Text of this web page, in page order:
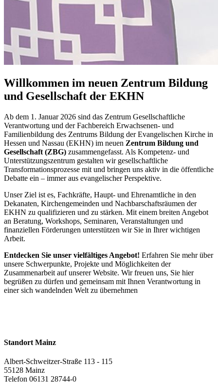
Willkommen im neuen Zentrum Bildung
und Gesellschaft der EKHN
Ab dem 1. Januar 2026 sind das Zentrum Gesellschaftliche
Verantwortung und der Fachbereich Erwachsenen- und
Familienbildung des Zentrums Bildung der Evangelischen Kirche in
Hessen und Nassau (EKHN) im neuen Zentrum Bildung und
Gesellschaft (ZBG) zusammengefasst. Als Kompetenz- und
Unterstützungszentrum gestalten wir gesellschaftliche
Transformationsprozesse mit und bringen uns aktiv in die öffentliche
Debatte ein – immer aus evangelischer Perspektive.
Unser Ziel ist es, Fachkräfte, Haupt- und Ehrenamtliche in den
Dekanaten, Kirchengemeinden und Nachbarschaftsräumen der
EKHN zu qualifizieren und zu stärken. Mit einem breiten Angebot
an Beratung, Workshops, Seminaren, Veranstaltungen und
finanziellen Förderungen unterstützen wir Sie in Ihrer wichtigen
Arbeit.
Entdecken Sie unser vielfältiges Angebot! Erfahren Sie mehr über
unsere Schwerpunkte, Projekte und Möglichkeiten der
Zusammenarbeit auf unserer Website. Wir freuen uns, Sie hier
begrüßen zu dürfen und gemeinsam mit Ihnen Verantwortung in
einer sich wandelnden Welt zu übernehmen
Standort Mainz
Albert-Schweitzer-Straße 113 - 115
55128 Mainz
Telefon 06131 28744-0